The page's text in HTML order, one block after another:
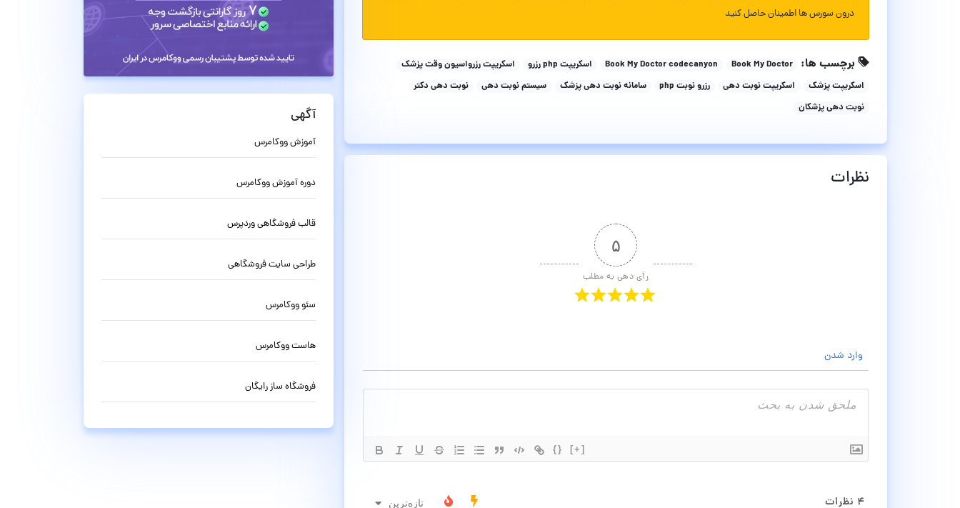
درون سورس ها اطمینان حاصل کنید
برچسب ها: Book My Doctor
Book My Doctor codecanyon اسکریپت php رزرو
اسکریپت رزرواسیون وقت پزشک
اسکریپت پزشک
اسکریپت نوبت دهی رزرو نوبت php سامانه نوبت دهی پزشک سیستم نوبت دهی
نوبت دهی دکتر
نوبت دهی پزشکان
نظرات
۵
رأی دهی به مطلب
وارد شدن
{} [+]
۴ نظرات تازه‌ترین
آگهی
آموزش ووکامرس
دوره آموزش ووکامرس
قالب فروشگاهی وردپرس
طراحی سایت فروشگاهی
سئو ووکامرس
هاست ووکامرس
فروشگاه ساز رایگان